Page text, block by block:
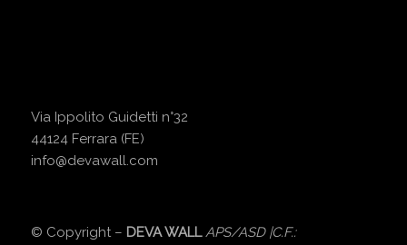
Via Ippolito Guidetti n°32
44124 Ferrara (FE)
info@devawall.com
© Copyright – DEVA WALL APS/ASD |C.F.: